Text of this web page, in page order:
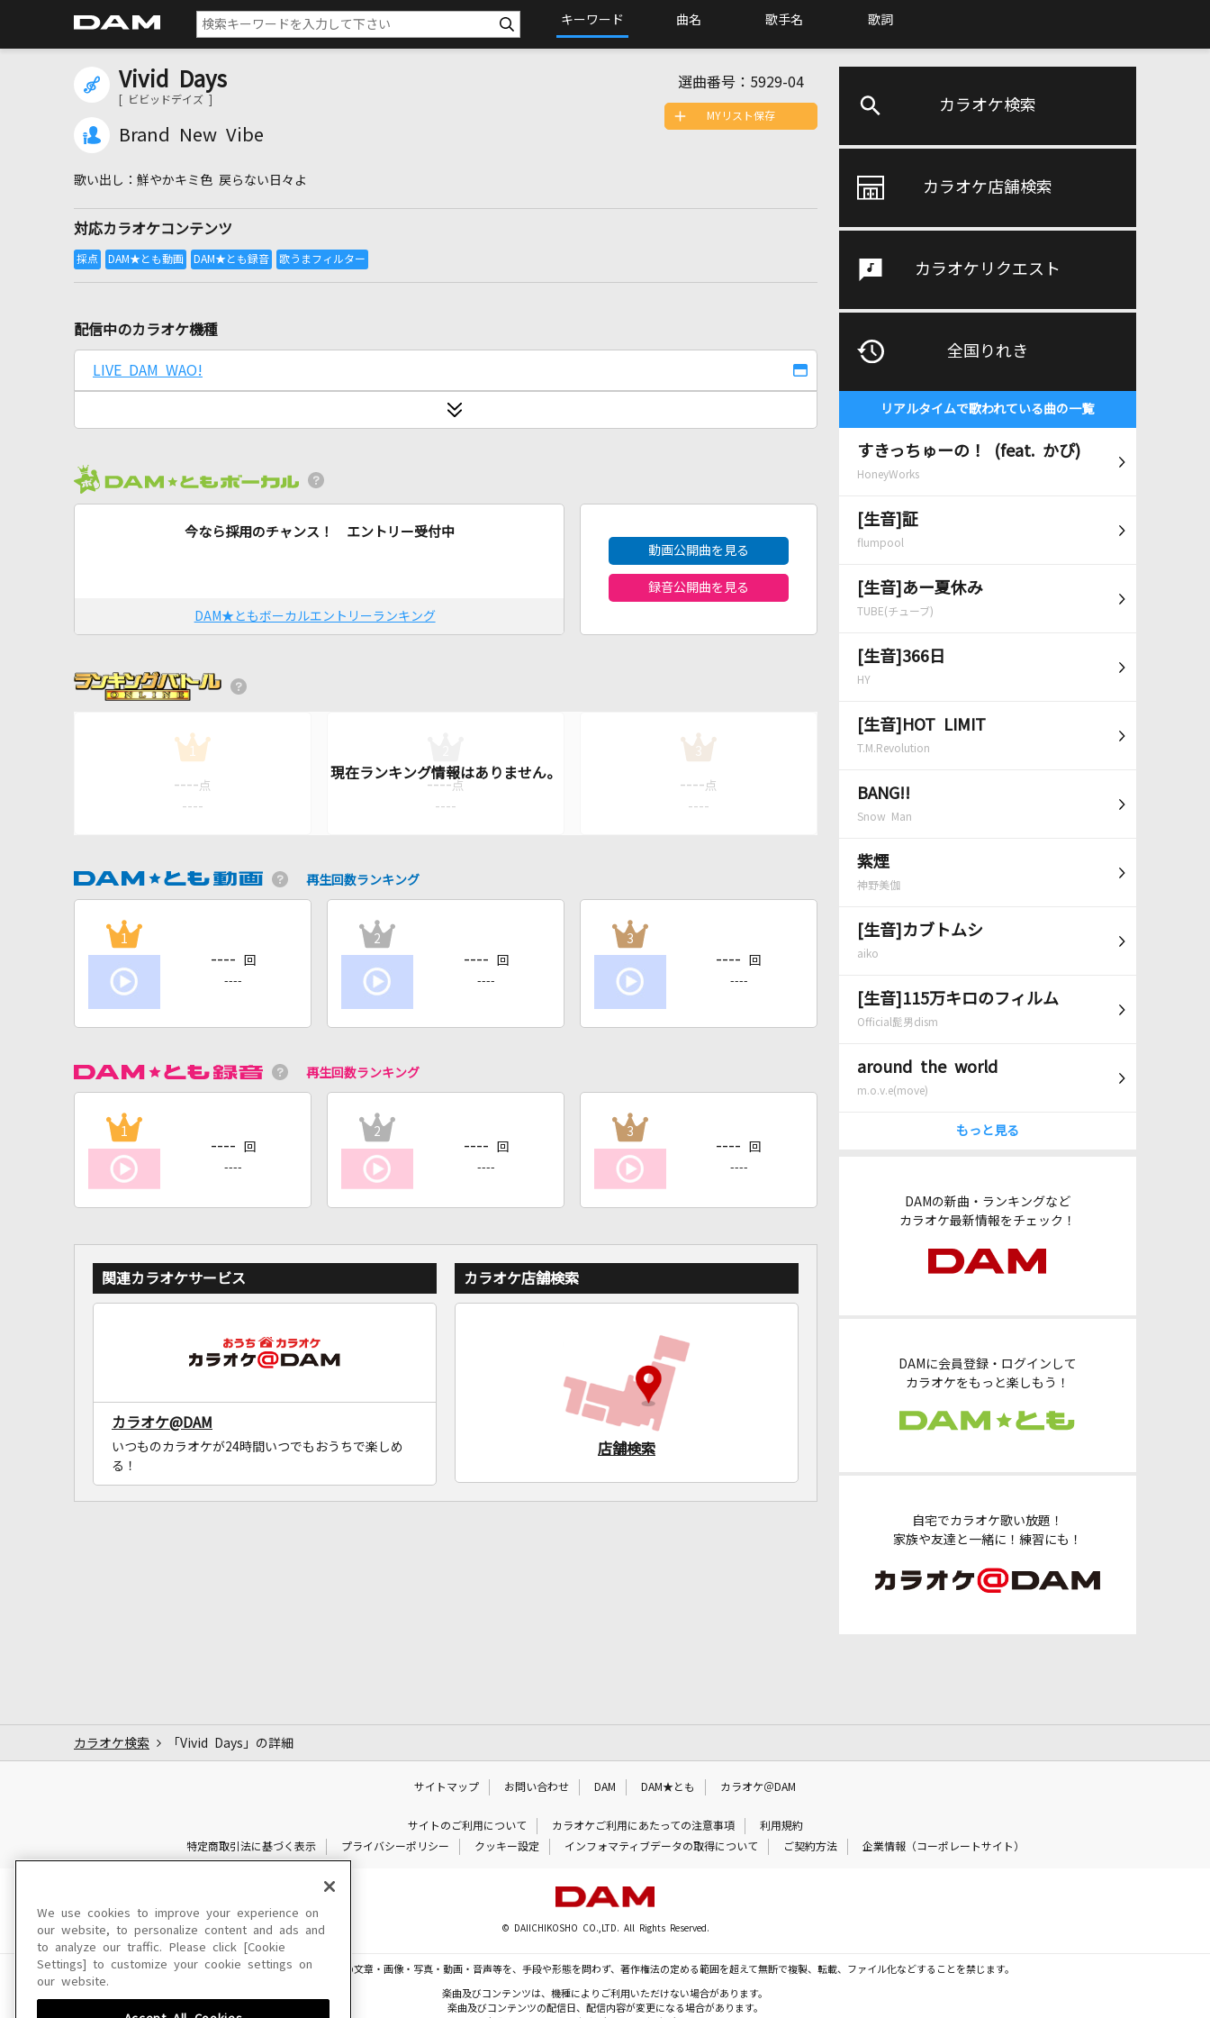
キーワード 曲名 歌手名 歌詞
カラオケ検索
カラオケ店舗検索
カラオケリクエスト
全国りれき
リアルタイムで歌われている曲の一覧
すきっちゅーの！ (feat. かぴ)
HoneyWorks
[生音]証
flumpool
[生音]あー夏休み
TUBE(チューブ)
[生音]366日
HY
[生音]HOT LIMIT
T.M.Revolution
BANG!!
Snow Man
紫煙
神野美伽
[生音]カブトムシ
aiko
[生音]115万キロのフィルム
Official髭男dism
around the world
m.o.v.e(move)
もっと見る
DAMの新曲・ランキングなど
カラオケ最新情報をチェック！
DAMに会員登録・ログインして
カラオケをもっと楽しもう！
自宅でカラオケ歌い放題！
家族や友達と一緒に！練習にも！
Vivid Days
[ ビビッドデイズ ]
Brand New Vibe
選曲番号： 5929-04
鮮やかキミ色 戻らない日々よ
対応カラオケコンテンツ
MYリスト保存
配信中のカラオケ機種
LIVE DAM WAO!
今なら採用のチャンス！ エントリー受付中
DAM★ともボーカルエントリーランキング
動画公開曲を見る
録音公開曲を見る
1
---- 点
----
---- 点
----
3
---- 点
----
再生回数ランキング
1
---- 回
----
2
---- 回
----
3
---- 回
----
再生回数ランキング
1
---- 回
----
2
---- 回
----
3
---- 回
----
関連カラオケサービス
カラオケ@DAM
いつものカラオケが24時間いつでもおうちで楽しめ
る！
カラオケ店舗検索
店舗検索
カラオケ検索 「Vivid Days」の詳細
サイトマップ お問い合わせ DAM DAM★とも カラオケ＠DAM
サイトのご利用について カラオケご利用にあたっての注意事項
利用規約
特定商取引法に基づく表示
プライバシーポリシー クッキー設定 インフォマティブデータの取得について ご契約方法 企業情報（コーポレートサイト）
© DAIICHIKOSHO CO.,LTD. All Rights Reserved.
このサイトに掲載されている一切の文章・画像・写真・動画・音声等を、手段や形態を問わず、著作権法の定める範囲を超えて無断で複製、転載、ファイル化などすることを禁じます。
楽曲及びコンテンツは、機種によりご利用いただけない場合があります。
楽曲及びコンテンツの配信日、配信内容が変更になる場合があります。
We use cookies to improve your experience on
our website, to personalize content and ads and
to analyze our traffic. Please click [Cookie
Settings] to customize your cookie settings on
our website.